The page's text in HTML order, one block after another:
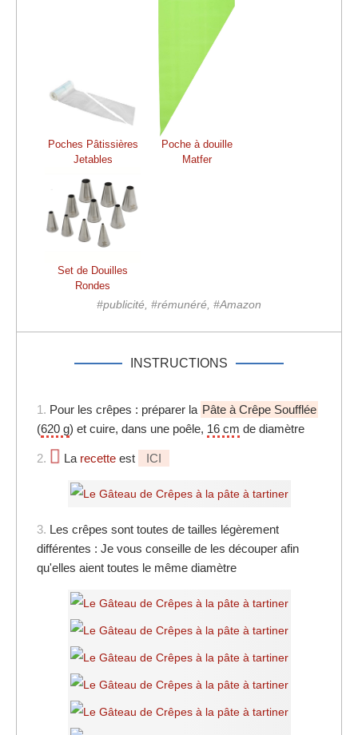
Poches Pâtissières
Jetables
Poche à douille
Matfer
Set de Douilles
Rondes
#publicité, #rémunéré, #Amazon
INSTRUCTIONS
1. Pour les crêpes : préparer la Pâte à Crêpe Soufflée
(620 g) et cuire, dans une poêle, 16 cm de diamètre
2. La recette est ICI
3. Les crêpes sont toutes de tailles légèrement
différentes : Je vous conseille de les découper afin
qu'elles aient toutes le même diamètre